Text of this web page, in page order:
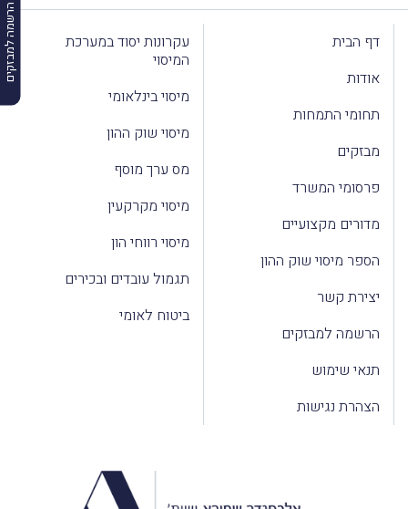
הרשמה למבזקים
דף הבית
אודות
תחומי התמחות
מבזקים
פרסומי המשרד
מדורים מקצועיים
הספר מיסוי שוק ההון
יצירת קשר
הרשמה למבזקים
תנאי שימוש
הצהרת נגישות
עקרונות יסוד במערכת
המיסוי
מיסוי בינלאומי
מיסוי שוק ההון
מס ערך מוסף
מיסוי מקרקעין
מיסוי רווחי הון
תגמול עובדים ובכירים
ביטוח לאומי